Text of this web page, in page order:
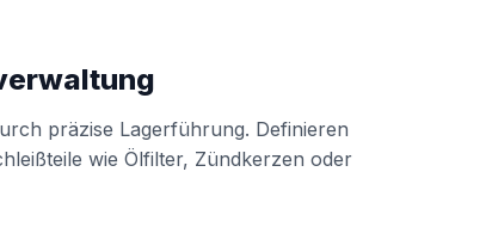
präzise Lagerführung. Definieren
wie Ölfilter, Zündkerzen oder